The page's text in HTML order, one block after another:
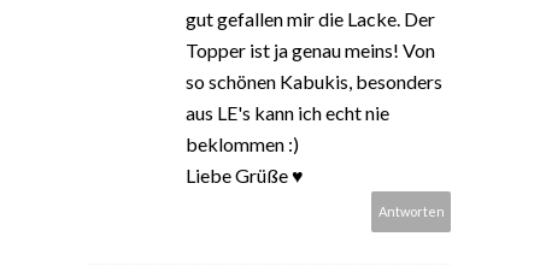
gut gefallen mir die Lacke. Der
Topper ist ja genau meins! Von
so schönen Kabukis, besonders
aus LE's kann ich echt nie
beklommen :)
Liebe Grüße ♥
Antworten